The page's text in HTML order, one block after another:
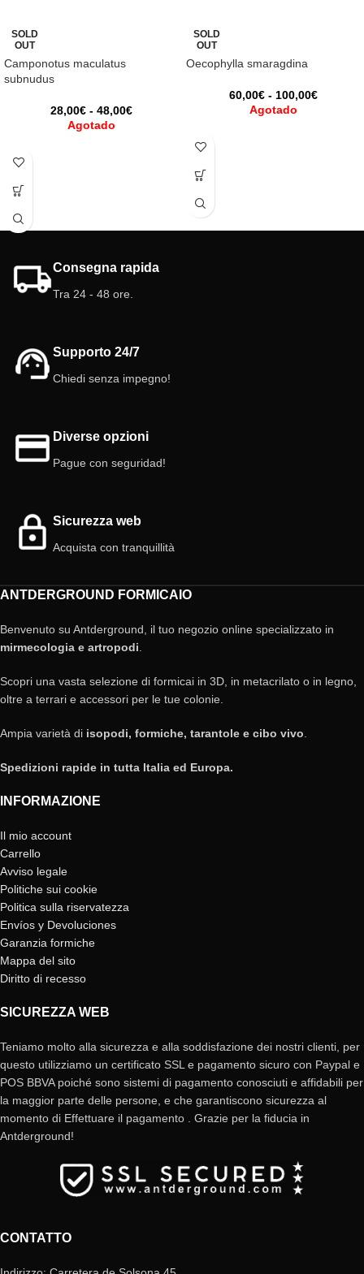
SOLD
OUT
Camponotus maculatus
subnudus
28,00€ - 48,00€
Agotado
SOLD
OUT
Oecophylla smaragdina
60,00€ - 100,00€
Agotado
Consegna rapida
Tra 24 - 48 ore.
Supporto 24/7
Chiedi senza impegno!
Diverse opzioni
Pague con seguridad!
Sicurezza web
Acquista con tranquillità
ANTDERGROUND FORMICAIO
Benvenuto su Antderground, il tuo negozio online specializzato in
mirmecologia e artropodi
Scopri una vasta selezione di formicai in 3D, in metacrilato o in legno,
oltre a terrari e accessori per le tue colonie.
Ampia varietà di isopodi, formiche, tarantole e cibo vivo
Spedizioni rapide in tutta Italia ed Europa.
INFORMAZIONE
Il mio account
Carrello
Avviso legale
Politiche sui cookie
Politica sulla riservatezza
Envíos y Devoluciones
Garanzia formiche
Mappa del sito
Diritto di recesso
SICUREZZA WEB
Teniamo molto alla sicurezza e alla soddisfazione dei nostri clienti, per
questo utilizziamo un certificato SSL e pagamento sicuro con Paypal e
POS BBVA poiché sono sistemi di pagamento conosciuti e affidabili per
la maggior parte delle persone, e che garantiscono sicurezza al
momento di Effettuare il pagamento . Grazie per la fiducia in
Antderground!
CONTATTO